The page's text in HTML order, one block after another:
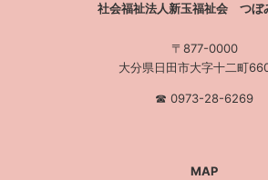
社会福祉法人新玉福祉会 つぼ
〒877-0000
大分県日田市大字十二町
☎︎ 0973-28-6269
MAP